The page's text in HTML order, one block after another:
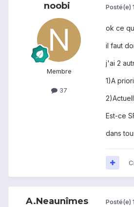
noobi
Membre
37
Posté(e)
ok ce
il faut
j'ai 2
1)A
Est-ce
dans
A.Neaunîmes Posté(e)